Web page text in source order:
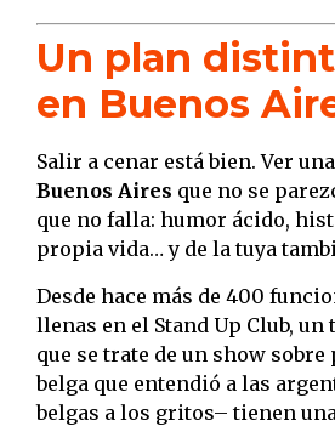
Un plan
en Buenos
Salir a cenar está bien. Ver
Buenos Aires que no se
que no falla: humor ácido,
propia vida… y de la tuya
Desde hace más de 400
llenas en el Stand Up Club,
que se trate de un show
belga que entendió a las
belgas a los gritos– tienen